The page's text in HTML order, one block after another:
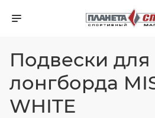
Подвески для
лонгборда
WHITE